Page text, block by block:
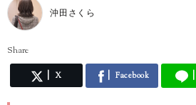
沖田さくら
Share
X Facebook